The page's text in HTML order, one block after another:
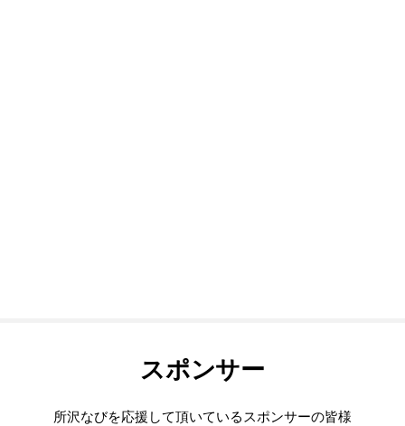
スポンサー
所沢なびを応援して頂いているスポンサーの皆様